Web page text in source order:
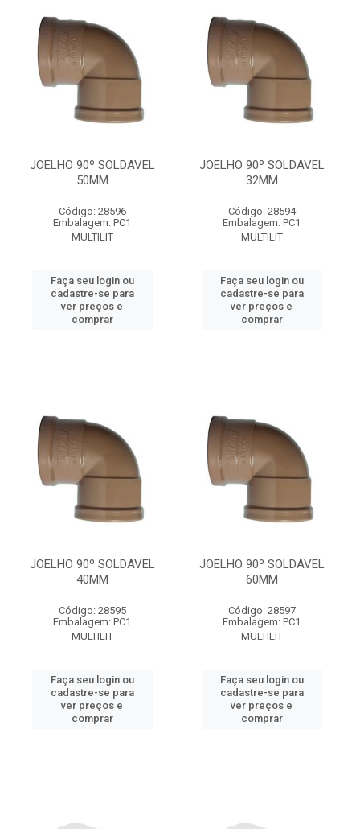
JOELHO 90º SOLDAVEL
50MM
Código: 28596
Embalagem: PC1
MULTILIT
Faça seu login ou
cadastre-se para
ver preços e
comprar
JOELHO 90º SOLDAVEL
32MM
Código: 28594
Embalagem: PC1
MULTILIT
Faça seu login ou
cadastre-se para
ver preços e
comprar
JOELHO 90º SOLDAVEL
40MM
Código: 28595
Embalagem: PC1
MULTILIT
Faça seu login ou
cadastre-se para
ver preços e
comprar
JOELHO 90º SOLDAVEL
60MM
Código: 28597
Embalagem: PC1
MULTILIT
Faça seu login ou
cadastre-se para
ver preços e
comprar